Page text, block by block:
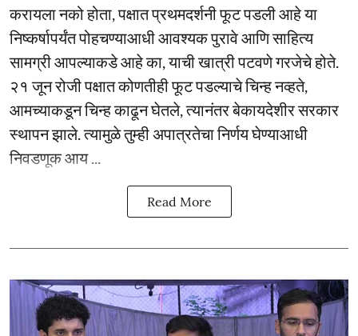
करायला नको होता, पक्षात प्रथमदर्शनी फूट पडली आहे या
निष्कर्षापर्यंत पोहचण्याआधी आवश्यक पुरावे आणि साहित्य
सामग्री आपल्याकडे आहे का, याची खात्री पटवणे गरजेचे होते.
२१ जून रोजी पक्षात कोणतीही फूट पडल्याचे चिन्ह नव्हते,
आमच्याकडून चिन्ह काढून घेतले, त्यानंतर बेकायदेशीर सरकार
स्थापन झाले. त्यामुळे तुम्ही अपात्रतेचा निर्णय घेण्याआधी
निवडणूक आय ...
Read More